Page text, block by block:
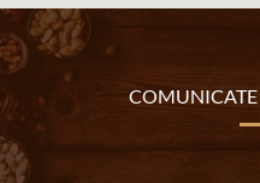
COMUNICATE